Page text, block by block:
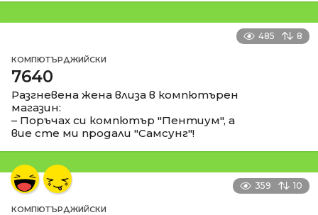
485 8
КОМПЮТЪРДЖИЙСКИ
7640
Разгневена жена влиза в компютърен
магазин:
– Поръчах си компютър "Пентиум", а
вие сте ми продали "Самсунг"!
359 10
КОМПЮТЪРДЖИЙСКИ